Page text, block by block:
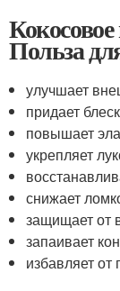
Польза
улучшает
придает
повышает
укрепляет
снижает
защищает от
запаивает
избавляет от